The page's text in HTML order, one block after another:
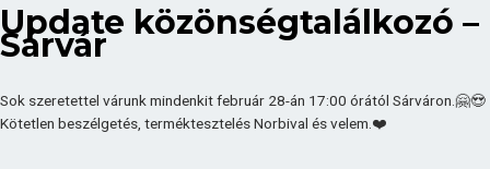
Update közönségtalálkozó –
Sárvár
Sok szeretettel várunk mindenkit február 28-án 17:00 órától Sárváron. 🤗😍
Kötetlen beszélgetés, terméktesztelés Norbival és velem. ❤️